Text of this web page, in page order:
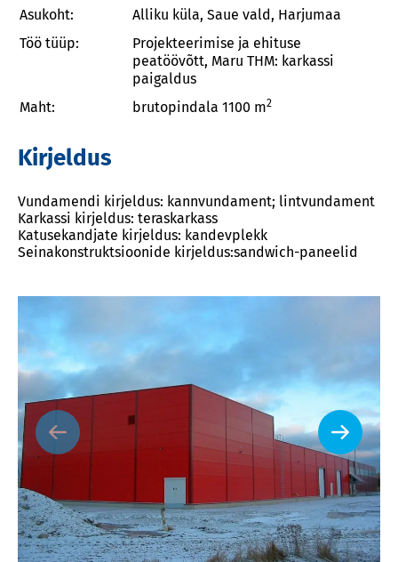
Asukoht:
Alliku küla, Saue vald, Harjumaa
Töö tüüp:
Projekteerimise ja ehituse
peatöövõtt, Maru THM: karkassi
paigaldus
Maht:
brutopindala 1100 m2
Kirjeldus
Vundamendi kirjeldus: kannvundament; lintvundament
Karkassi kirjeldus: teraskarkass
Katusekandjate kirjeldus: kandevplekk
Seinakonstruktsioonide kirjeldus:sandwich-paneelid